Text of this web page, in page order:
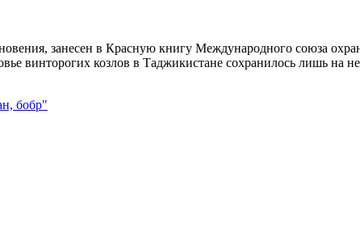
занесен в Красную книгу Международного союза
винторогих козлов в Таджикистане сохранилось лишь на
бобр"